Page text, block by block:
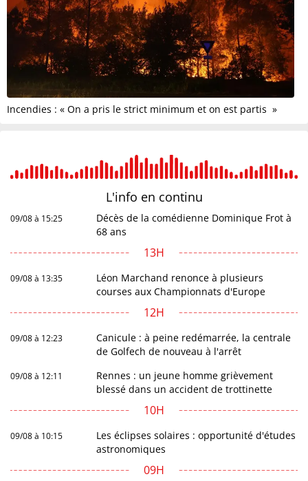
Incendies : « On a pris le strict minimum et on est partis »
L'info en continu
09/08 à 15:25
Décès de la comédienne Dominique Frot à
68 ans
13H
09/08 à 13:35
Léon Marchand renonce à plusieurs
courses aux Championnats d'Europe
12H
09/08 à 12:23
Canicule : à peine redémarrée, la centrale
de Golfech de nouveau à l'arrêt
09/08 à 12:11
Rennes : un jeune homme grièvement
blessé dans un accident de trottinette
10H
09/08 à 10:15
Les éclipses solaires : opportunité d'études
astronomiques
09H